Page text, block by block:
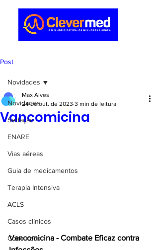
Post
Novidades
Sedação
ENARE
Vias aéreas
Guia de medicamentos
Terapia Intensiva
ACLS
Casos clínicos
Concursos
Novidades
Vancomicina
Max Alves
24 de out. de 2023 3 min de leitura
Vancomicina - Combate Eficaz contra